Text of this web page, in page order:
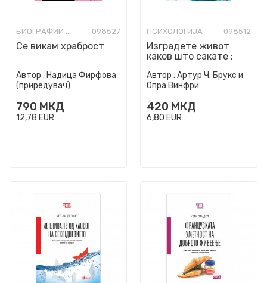
БИОГРАФИИ И МЕМОАРИ 098527
Се викам храброст
Автор : Надица Фирфова
(приредувач)
790 МКД
12,78 EUR
ПСИХОЛОГИЈА 098512
Изградете живот
каков што сакате :
за посреќен живот
Автор : Артур Ч. Брукс и
Опра Винфри
420 МКД
6,80 EUR